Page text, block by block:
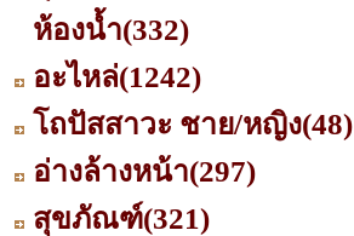
ห้องน้ำ(332)
อะไหล่(1242)
โถปัสสาวะ ชาย/หญิง(48)
อ่างล้างหน้า(297)
สุขภัณฑ์(321)